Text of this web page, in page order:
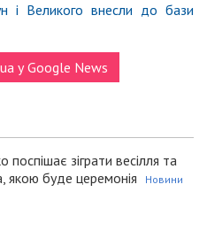
і Великого внесли до бази
у Google News
поспішає зіграти весілля та
якою буде церемонія
Новини